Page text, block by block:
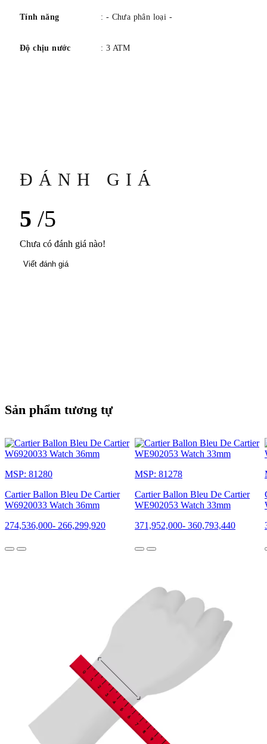
Tính năng : - Chưa phân loại -
Độ chịu nước : 3 ATM
ĐÁNH GIÁ
5 /5
Chưa có đánh giá nào!
Viết đánh giá
Sản phẩm tương tự
MSP: 81280
Cartier Ballon Bleu De Cartier
W6920033 Watch 36mm
274,536,000- 266,299,920
MSP: 81278
Cartier Ballon Bleu De Cartier
WE902053 Watch 33mm
371,952,000- 360,793,440